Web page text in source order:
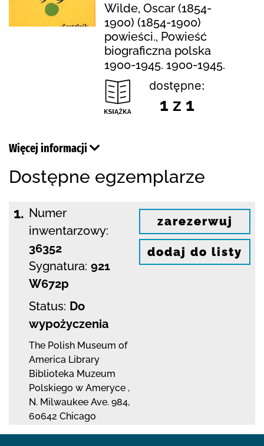
Wilde, Oscar (1854-
1900) (1854-1900)
powieści., Powieść
biograficzna polska
1900-1945. 1900-1945.
dostępne:
1 z 1
Więcej informacji
Dostępne egzemplarze
1. Numer
inwentarzowy:
36352
Sygnatura: 921
W672p
Status: Do
wypożyczenia
The Polish Museum of
America Library
Biblioteka Muzeum
Polskiego w Ameryce ,
N. Milwaukee Ave. 984,
60642 Chicago
zarezerwuj
dodaj do listy